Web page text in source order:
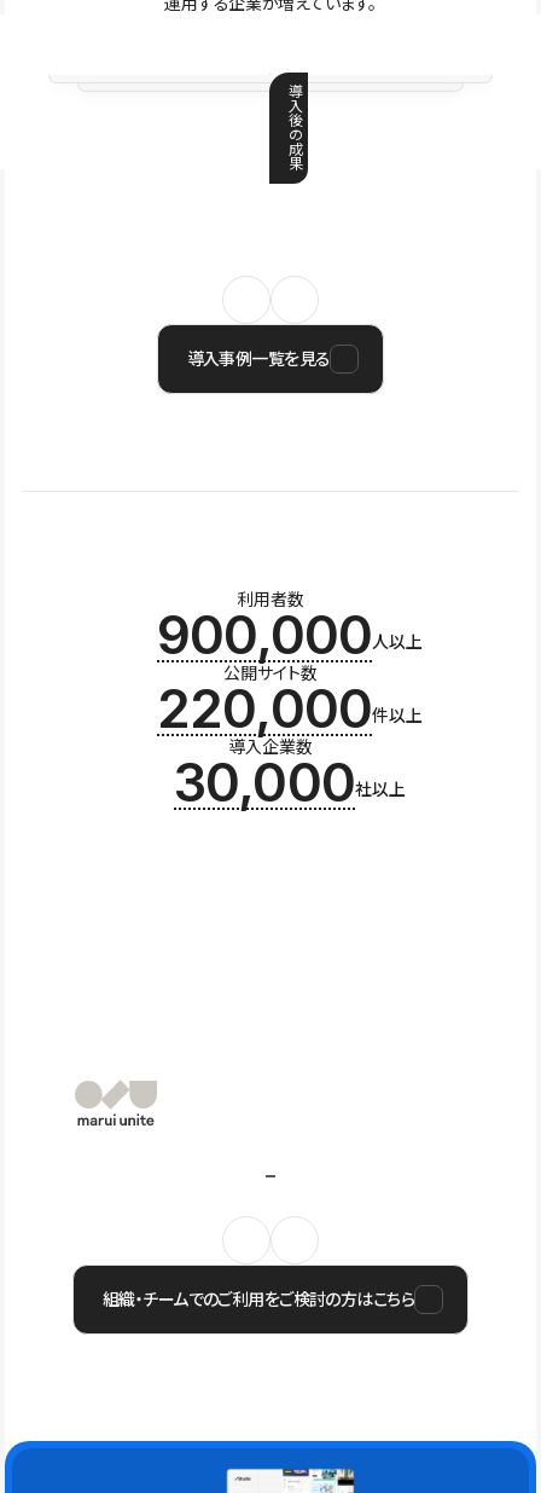
導
入
後
の
成
果
導入事例一覧を見る
利用者数
900,000人以上
公開サイト数
220,000件以上
導入企業数
30,000社以上
組織・チームでのご利用をご検討の方はこちら